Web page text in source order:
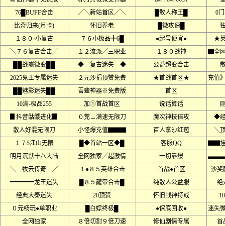
76█BUFF合击
╱╲新站首区╱╲ █散人称王█
0
比奇归来(月卡)
怀旧养老 █微攻速█
１８０·小复古
７６小极品╋6█ ●起号便宜●
★
╲７６复古合击╱
１２流派╱三职业 １８０战神
▇全
██战巃微变██
◆ 复古迷失 ◆ 公益超变合击
2025鬼王专属迷失
２元沙捐顶赞免费 ★首战首区★
充值
██魅影迷失██
吾辈神器※免费版
首区
10满-极品255
加①首战首区 说话算话
▊抖音骷髅进化▊
０茺→满速无限刀 魔次神技倍攻
◆
散人好混无限刀
小怪爆充值▇▇▇ 百人拿沙红苞
╲
１７5江山无限
█◆首站一区◆█ 客服QQ
▇▇
明月沉默十八大陆
全网独家╱超激情 一切靠爆
╲ 牧云传奇 ╱
１●８５英雄合击 首战●首区
沙奖
━━━━龙王迷失
█８５龍帝合击█ 纯散人公益服
绝
经典大秦迷失
20顶赞 怀旧战神特戒
０元畅玩●单职业
█白嫖终极█ ●保底回收●
迷失
全网独家
８倍切割９倍刀速 修仙剧情专属
首